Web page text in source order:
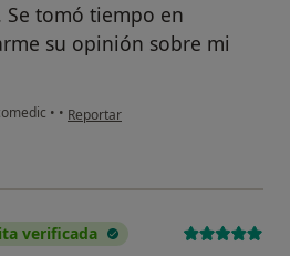
Se tomó tiempo en
su opinión sobre mi
• • en opinión del usuario Mar fueyo
Reportar
verificada